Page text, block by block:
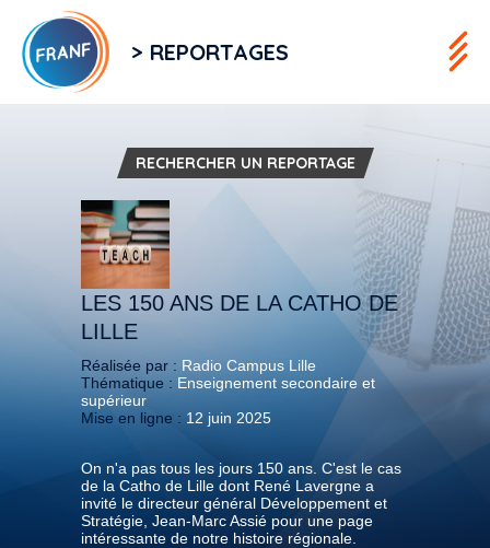
> REPORTAGES
RECHERCHER UN REPORTAGE
LES 150 ANS DE LA CATHO DE
LILLE
Réalisée par : Radio Campus Lille
Thématique : Enseignement secondaire et
supérieur
Mise en ligne : 12 juin 2025
On n'a pas tous les jours 150 ans. C'est le cas
de la Catho de Lille dont René Lavergne a
invité le directeur général Développement et
Stratégie, Jean-Marc Assié pour une page
intéressante de notre histoire régionale.